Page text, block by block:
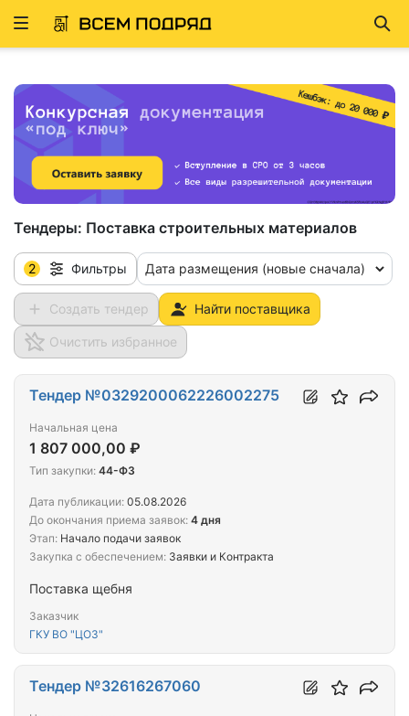
Развернуть
Тендеры: Поставка строительных материалов
2 Фильтры Дата размещения (новые сначала)
Создать тендер Найти поставщика
Очистить избранное
Поставка щебня
Заказчик
ГКУ ВО "ЦОЗ"
Тендер №0329200062226002275
Начальная цена
1 807 000,00 ₽
Тип закупки: 44-ФЗ
Дата публикации: 05.08.2026
До окончания приема заявок: 4 дня
Этап: Начало подачи заявок
Закупка с обеспечением: Заявки и Контракта
Тендер №32616267060